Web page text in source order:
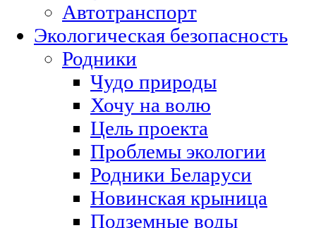
Автотранспорт
Экологическая безопасность
Родники
Чудо природы
Хочу на волю
Цель проекта
Проблемы экологии
Родники Беларуси
Новинская крыница
Подземные воды